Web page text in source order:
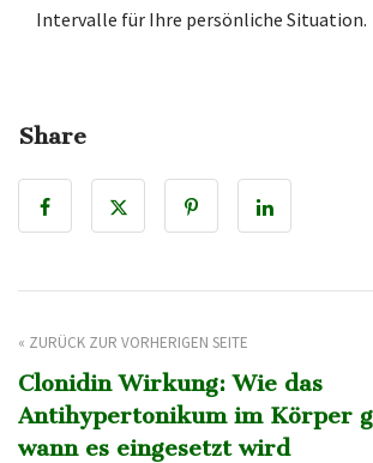
Intervalle für Ihre persönliche Situation.
Share
« ZURÜCK ZUR VORHERIGEN SEITE
Clonidin Wirkung: Wie das
Antihypertonikum im Körper
wann es eingesetzt wird